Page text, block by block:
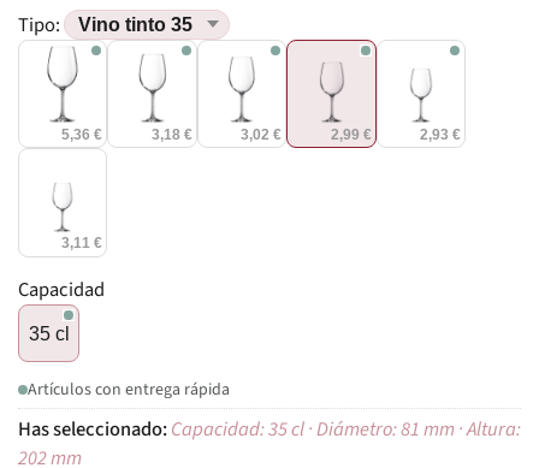
Tipo:
5,36 € 3,18 € 3,02 € 2,99 € 2,93 €
3,11 €
Capacidad
35 cl
Artículos con entrega rápida
Capacidad: 35 cl · Diámetro: 81 mm · Altura:
202 mm